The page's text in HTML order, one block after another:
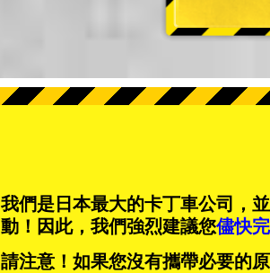
我們是日本最大的卡丁車公司，
動 ！因此，我們強烈建議您儘快
請注意！如果您沒有攜帶必要的